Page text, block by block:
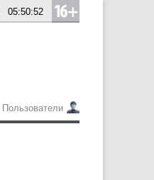
05:50:52
Пользователи